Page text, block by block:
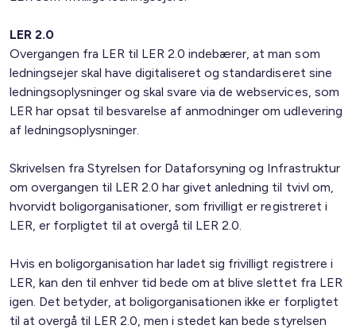
LER 2.0
Overgangen fra LER til LER 2.0 indebærer, at man som
ledningsejer skal have digitaliseret og standardiseret sine
ledningsoplysninger og skal svare via de webservices, som
LER har opsat til besvarelse af anmodninger om udlevering
af ledningsoplysninger.
Skrivelsen fra Styrelsen for Dataforsyning og Infrastruktur
om overgangen til LER 2.0 har givet anledning til tvivl om,
hvorvidt boligorganisationer, som frivilligt er registreret i
LER, er forpligtet til at overgå til LER 2.0.
Hvis en boligorganisation har ladet sig frivilligt registrere i
LER, kan den til enhver tid bede om at blive slettet fra LER
igen. Det betyder, at boligorganisationen ikke er forpligtet
til at overgå til LER 2.0, men i stedet kan bede styrelsen